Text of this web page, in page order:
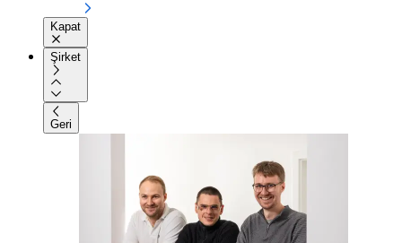
Kapat
Şirket
Geri